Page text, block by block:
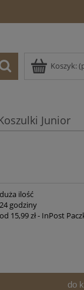
Koszyk:
Junior
duża ilość
24 godziny
od 15,99 zł- InPost
do